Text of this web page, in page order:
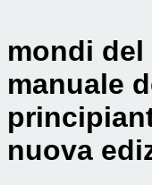
mondi
manuale
nuova